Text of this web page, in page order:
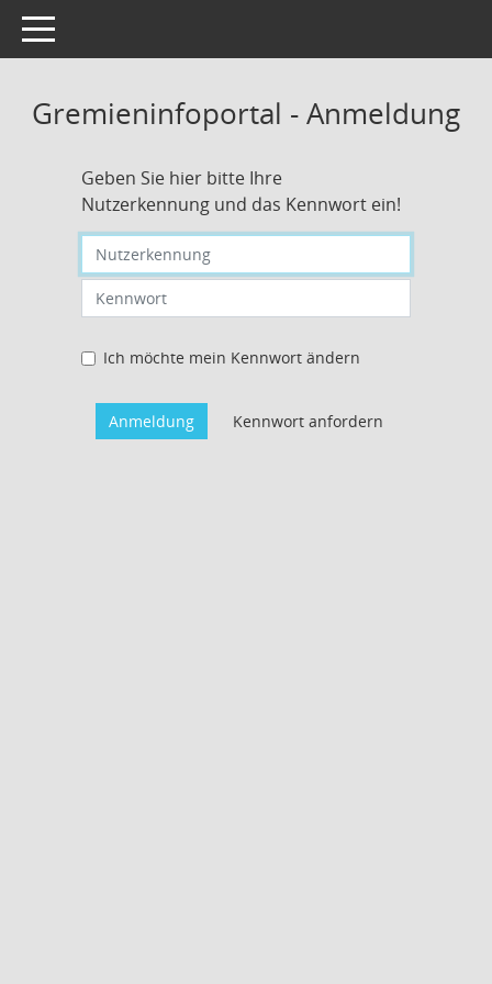
Toggle navigation
Gremieninfoportal - Anmeldung
Geben Sie hier bitte Ihre
Nutzerkennung und das Kennwort ein!
Nutzerkennung eingeben
Kennwort eingeben
Ich möchte mein Kennwort ändern